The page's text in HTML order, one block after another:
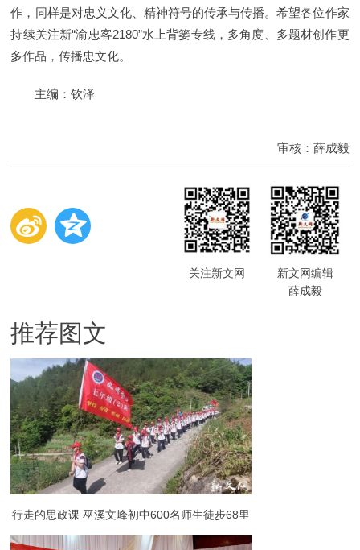
作，同样是对忠义文化、精神符号的传承与传播。希望各位作家
持续关注新“渝忠客2180”水上背篓专线，多角度、多题材创作更
多作品，传播忠文化。
主编：钦泽
审核：薛成毅
关注新文网
新文网编辑
薛成毅
推荐图文
行走的思政课 巫溪文峰初中600名师生徒步68里